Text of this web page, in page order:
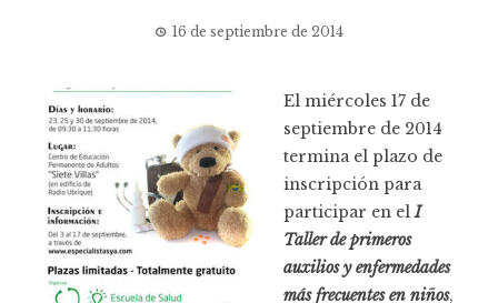
16 de septiembre de 2014
El miércoles 17 de
septiembre de 2014
termina el plazo de
inscripción para
participar en elI
Taller de primeros
auxilios y enfermedades
más frecuentes en niños,